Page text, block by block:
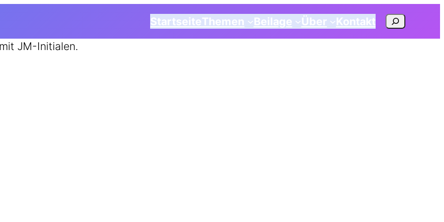
StartseiteThemen Beilage Über Kontakt Suchen